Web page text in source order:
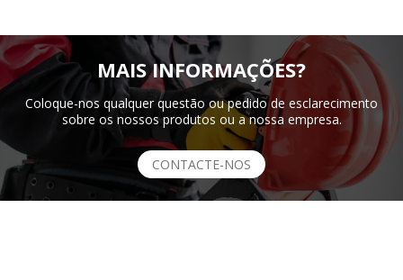
MAIS INFORMAÇÕES?
Coloque-nos qualquer questão ou pedido de esclarecimento
sobre os nossos produtos ou a nossa empresa.
CONTACTE-NOS